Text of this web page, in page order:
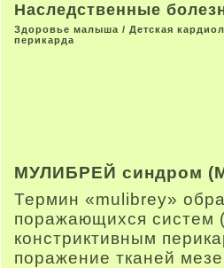
Наследственные
Здоровье малыша / Детская
перикарда
МУЛИБРЕЙ синдром
Термин «mulibrey»
поражающихся систем
констриктивным
поражение тканей